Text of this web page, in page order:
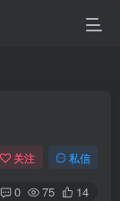
关注 私信
0 75 14